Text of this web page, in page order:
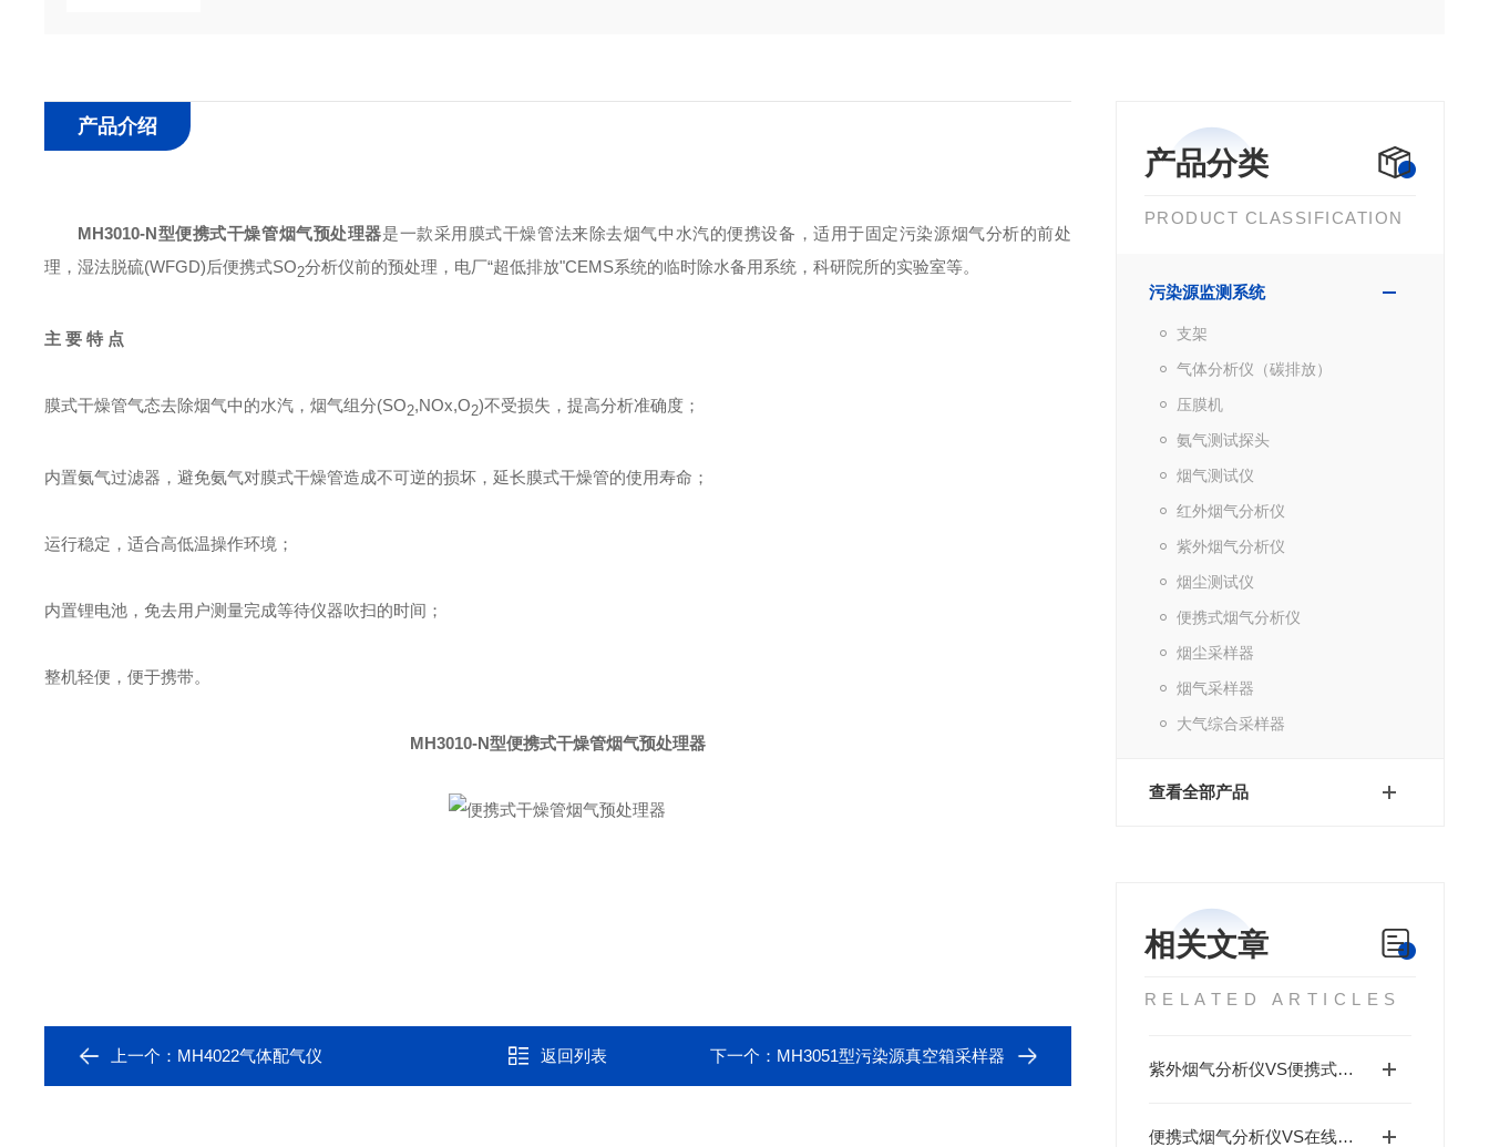
产品分类
PRODUCT CLASSIFICATION
污染源监测系统
支架
气体分析仪（碳排放）
压膜机
氨气测试探头
烟气测试仪
红外烟气分析仪
紫外烟气分析仪
烟尘测试仪
便携式烟气分析仪
烟尘采样器
烟气采样器
大气综合采样器
查看全部产品
相关文章
RELATED ARTICLES
紫外烟气分析仪VS便携式烟气分析仪，青岛明华两款烟气分析仪检测技术对比
便携式烟气分析仪VS在线式烟气连续监测分析仪
产品介绍
MH3010-N型便携式干燥管烟气预处理器是一款采用膜式干燥管法来除去烟气中水汽的便携设备，适用于固定污染源烟气分析的前处
理，湿法脱硫(WFGD)后便携式SO2分析仪前的预处理，电厂“超低排放"CEMS系统的临时除水备用系统，科研院所的实验室等。
主 要 特 点
膜式干燥管气态去除烟气中的水汽，烟气组分(SO2,NOx,O2)不受损失，提高分析准确度；
内置氨气过滤器，避免氨气对膜式干燥管造成不可逆的损坏，延长膜式干燥管的使用寿命；
运行稳定，适合高低温操作环境；
内置锂电池，免去用户测量完成等待仪器吹扫的时间；
整机轻便，便于携带。
MH3010-N型便携式干燥管烟气预处理器
上一个： MH4022气体配气仪 返回列表 下一个： MH3051型污染源真空箱采样器